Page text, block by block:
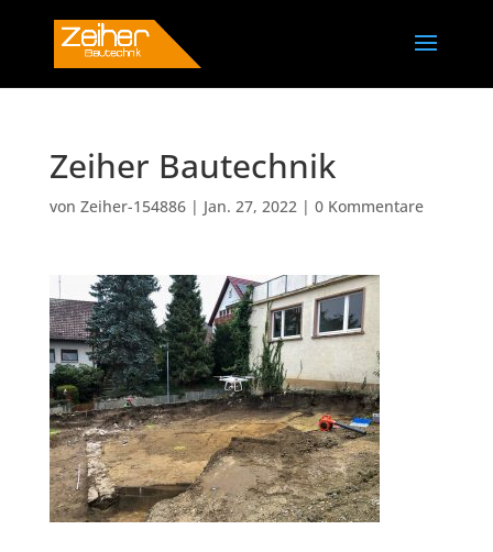
Zeiher Bautechnik
von Zeiher-154886| Jan. 27, 2022| 0 Kommentare